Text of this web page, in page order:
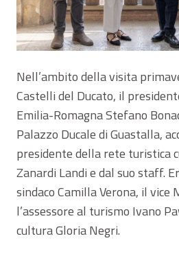
Nell’ambito della visita
Castelli del Ducato, il
Emilia-Romagna Stefano
Palazzo Ducale di Guastalla,
presidente della rete turistica
Zanardi Landi e dal suo staff.
sindaco Camilla Verona, il
l’assessore al turismo Ivano
cultura Gloria Negri.